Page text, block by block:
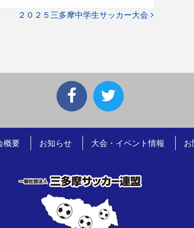
２０２５三多摩中学生サッカー大会
概要 お知らせ 大会・イベント情報